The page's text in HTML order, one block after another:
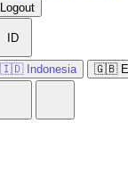
Logout
ID
🇮🇩 Indonesia 🇬🇧